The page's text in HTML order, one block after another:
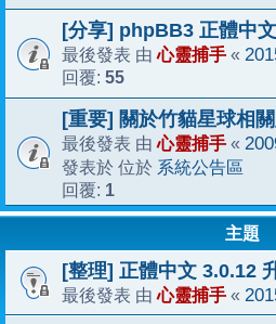
[分享] phpBB3 正體中
最後發表 由心靈捕手 «
回覆: 55
[重要] 關於竹貓星球相
最後發表 由心靈捕手 «
發表於 位於 系統公告區
回覆: 1
主題
[整理] 正體中文 3.0.12
最後發表 由心靈捕手 «